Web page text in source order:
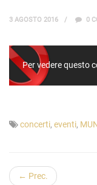
3 AGOSTO 2016 0
Per vedere questo
concerti, eventi,
← Prec.